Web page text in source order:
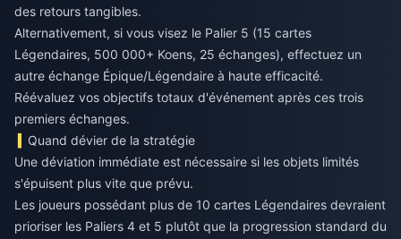
des retours tangibles.
Alternativement, si vous visez le Palier 5 (15 cartes
Légendaires, 500 000+ Koens, 25 échanges), effectuez un
autre échange Épique/Légendaire à haute efficacité.
Réévaluez vos objectifs totaux d'événement après ces trois
premiers échanges.
Quand dévier de la stratégie
Une déviation immédiate est nécessaire si les objets limités
s'épuisent plus vite que prévu.
Les joueurs possédant plus de 10 cartes Légendaires devraient
prioriser les Paliers 4 et 5 plutôt que la progression standard du